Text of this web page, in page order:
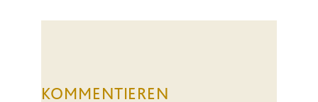
KOMMENTIEREN